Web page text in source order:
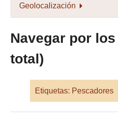
Geolocalización
Navegar por
total)
Etiquetas: Pescadores